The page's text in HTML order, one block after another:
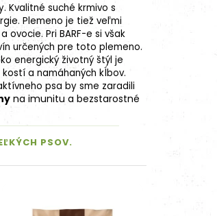
Kvalitné suché krmivo s
Plemeno je tiež veľmi
ovocie. Pri BARF-e si však
určených pre toto plemeno.
energický životný štýl je
a namáhaných kĺbov.
psa by sme zaradili
na imunitu a bezstarostné